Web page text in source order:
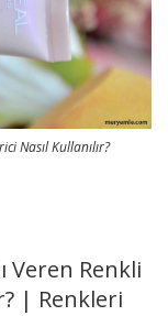
Nasıl Kullanılır?
Veren Renkli
| Renkleri